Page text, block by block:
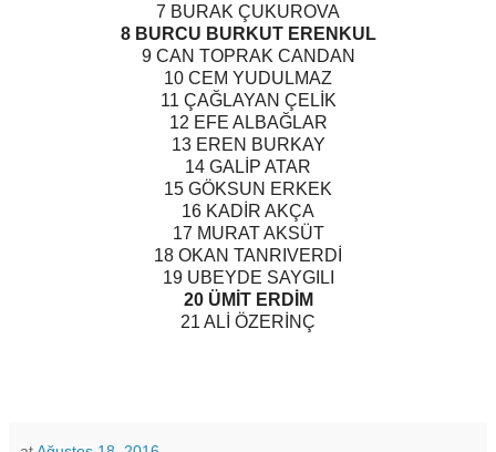
7 BURAK ÇUKUROVA
8 BURCU BURKUT ERENKUL
9 CAN TOPRAK CANDAN
10 CEM YUDULMAZ
11 ÇAĞLAYAN ÇELİK
12 EFE ALBAĞLAR
13 EREN BURKAY
14 GALİP ATAR
15 GÖKSUN ERKEK
16 KADİR AKÇA
17 MURAT AKSÜT
18 OKAN TANRIVERDİ
19 UBEYDE SAYGILI
20 ÜMİT ERDİM
21 ALİ ÖZERİNÇ